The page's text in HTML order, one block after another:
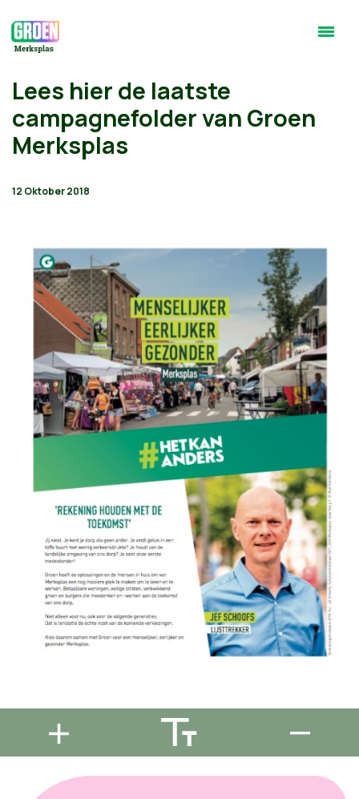
Lees hier de laatste
campagnefolder van Groen
Merksplas
12 Oktober 2018